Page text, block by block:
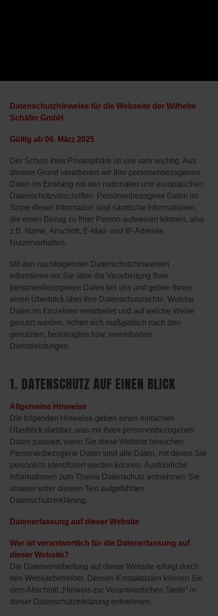
Datenschutzhinweise für die Webseite der Wilhelm
Schäfer GmbH
Gültig ab 06. März 2025
Der Schutz Ihrer Privatsphäre ist uns sehr wichtig. Aus
diesem Grund verarbeiten wir Ihre personenbezogenen
Daten im Einklang mit den nationalen und europäischen
Datenschutzvorschriften. Personenbezogene Daten im
Sinne dieser Information sind sämtliche Informationen,
die einen Bezug zu Ihrer Person aufweisen können, also
z.B. Name, Anschrift, E-Mail- und IP-Adresse,
Nutzerverhalten.
Mit den nachfolgenden Datenschutzhinweisen
informieren wir Sie über die Verarbeitung Ihrer
personenbezogenen Daten bei uns und geben Ihnen
einen Überblick über Ihre Datenschutzrechte. Welche
Daten im Einzelnen verarbeitet und auf welche Weise
genutzt werden, richtet sich maßgeblich nach den
genutzten, beantragten bzw. vereinbarten
Dienstleistungen.
1. DATENSCHUTZ AUF EINEN BLICK
Allgemeine Hinweise
Die folgenden Hinweise geben einen einfachen
Überblick darüber, was mit Ihren personenbezogenen
Daten passiert, wenn Sie diese Website besuchen.
Personenbezogene Daten sind alle Daten, mit denen Sie
persönlich identifiziert werden können. Ausführliche
Informationen zum Thema Datenschutz entnehmen Sie
unserer unter diesem Text aufgeführten
Datenschutzerklärung.
Datenerfassung auf dieser Website
Wer ist verantwortlich für die Datenerfassung auf
dieser Website?
Die Datenverarbeitung auf dieser Website erfolgt durch
den Websitebetreiber. Dessen Kontaktdaten können Sie
dem Abschnitt „Hinweis zur Verantwortlichen Stelle“ in
dieser Datenschutzerklärung entnehmen.